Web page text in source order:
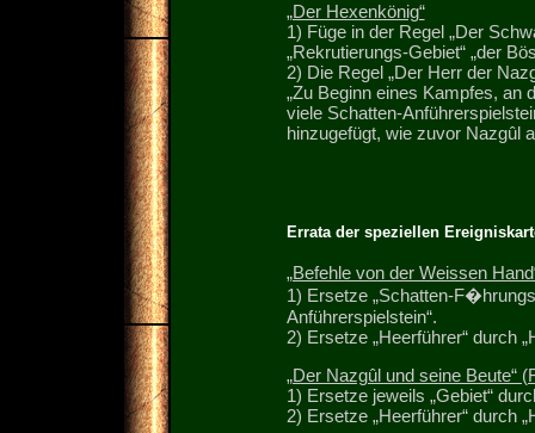
„Der Hexenkönig“
1) Füge in der Regel „Der
„Rekrutierungs-Gebiet“ „der
2) Die Regel „Der Herr der
„Zu Beginn eines Kampfes, an
viele Schatten-
hinzugefügt, wie zuvor Nazgûl
Errata der speziellen
„Befehle von der Weissen
1) Ersetze „Schatten-
Anführerspielstein“.
2) Ersetze „Heerführer“ durch
„Der Nazgûl und seine Beute“
1) Ersetze jeweils „Gebiet“
2) Ersetze „Heerführer“ durch